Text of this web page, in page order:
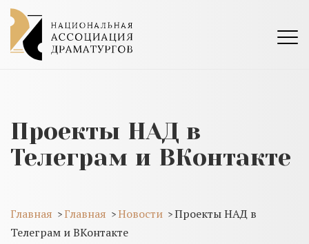
Проекты НАД в
Телеграм и ВКонтакте
Главная >Главная >Новости >Проекты НАД в
Телеграм и ВКонтакте